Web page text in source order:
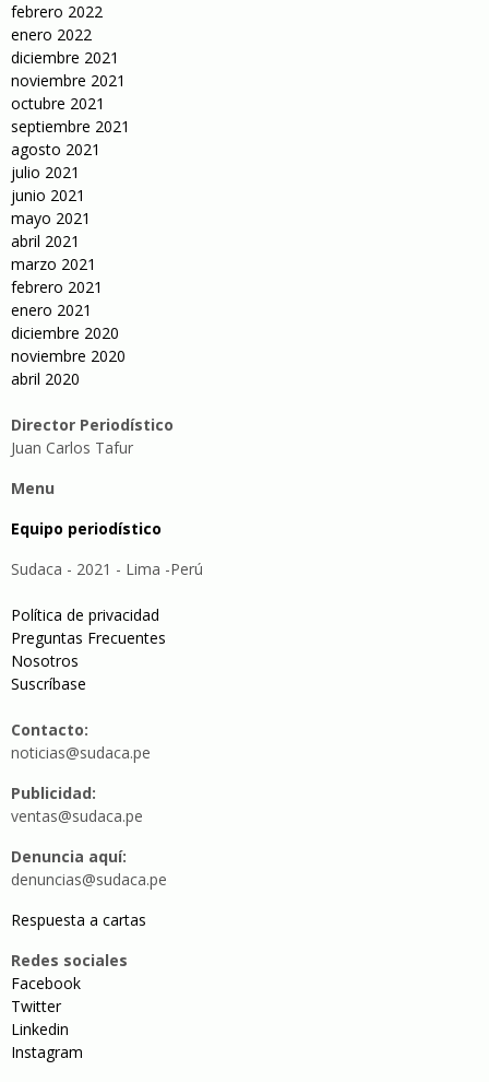
febrero 2022
enero 2022
diciembre 2021
noviembre 2021
octubre 2021
septiembre 2021
agosto 2021
julio 2021
junio 2021
mayo 2021
abril 2021
marzo 2021
febrero 2021
enero 2021
diciembre 2020
noviembre 2020
abril 2020
Director Periodístico
Juan Carlos Tafur
Menu
Equipo periodístico
Sudaca - 2021 - Lima -Perú
Política de privacidad
Preguntas Frecuentes
Nosotros
Suscríbase
Contacto:
noticias@sudaca.pe
Publicidad:
ventas@sudaca.pe
Denuncia aquí:
denuncias@sudaca.pe
Respuesta a cartas
Redes sociales
Facebook
Twitter
Linkedin
Instagram